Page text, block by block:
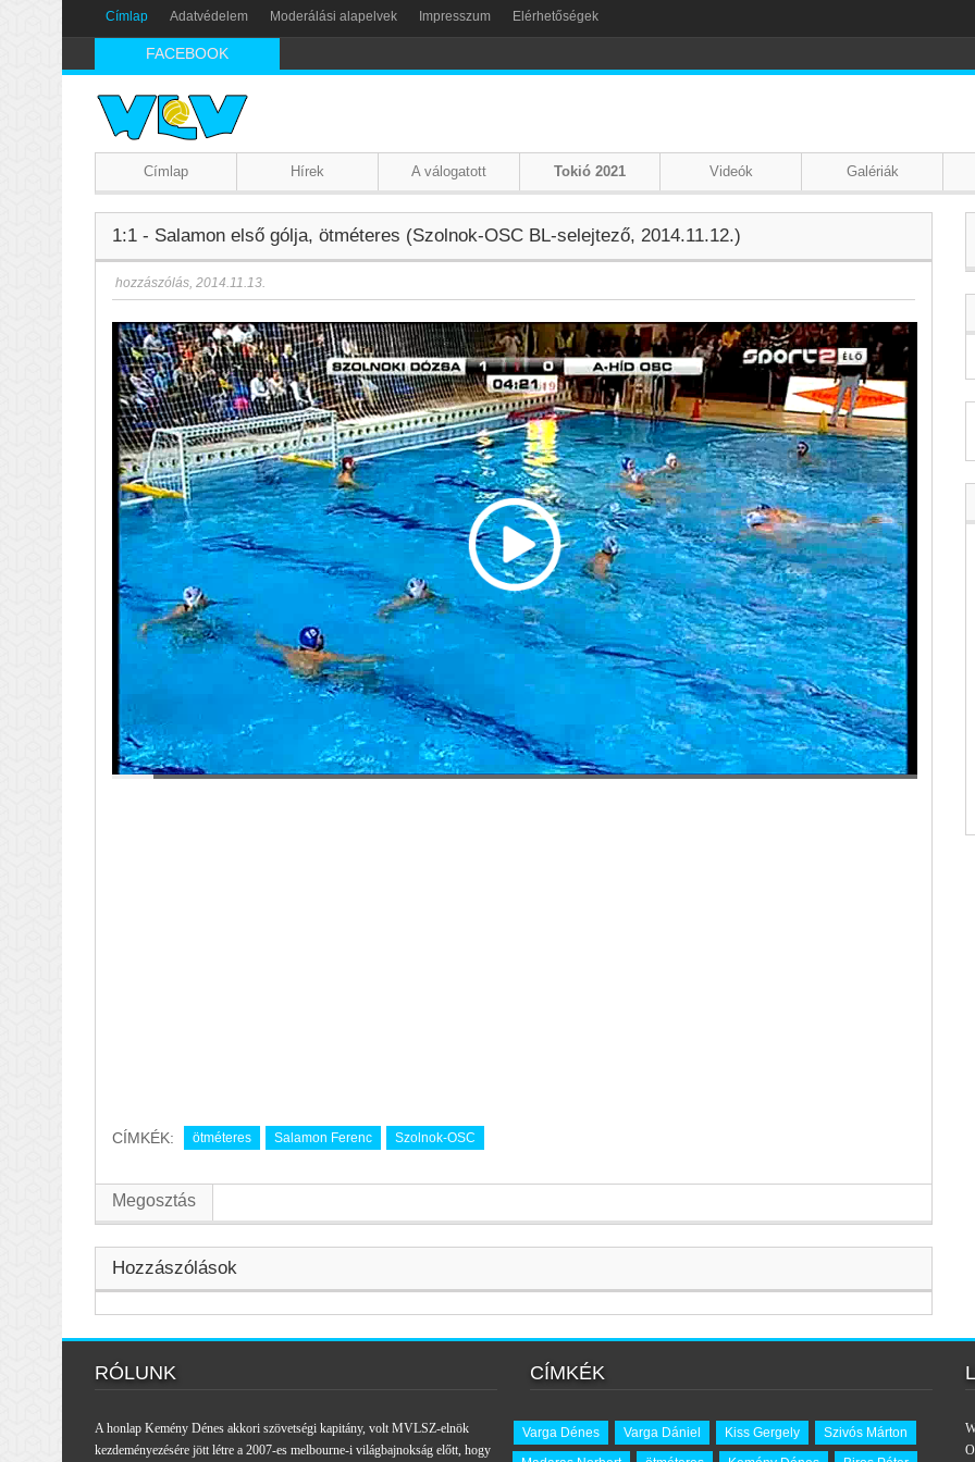
Címlap Adatvédelem Moderálási alapelvek Impresszum Elérhetőségek
FACEBOOK
Címlap Hírek A válogatott Tokió 2021 Videók Galériák
1:1 - Salamon első gólja, ötméteres (Szolnok-OSC BL-selejtező, 2014.11.12.)
hozzászólás, 2014.11.13.
CÍMKÉK: ötméteres Salamon Ferenc Szolnok-OSC
Megosztás
Hozzászólások
RÓLUNK
A honlap Kemény Dénes akkori szövetségi kapitány, volt MVLSZ-elnök
kezdeményezésére jött létre a 2007-es melbourne-i világbajnokság előtt, hogy
CÍMKÉK
Varga Dénes Varga Dániel Kiss Gergely
Szivós Márton